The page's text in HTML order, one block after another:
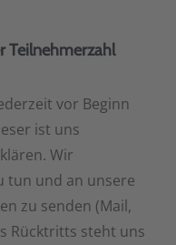
Teilnehmerzahl
vor Beginn
ist uns
Wir
tun und an unsere
zu senden (Mail,
Rücktritts steht uns